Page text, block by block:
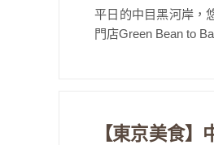
平日的中目黑河岸，
門店Green Bean to
【東京美食